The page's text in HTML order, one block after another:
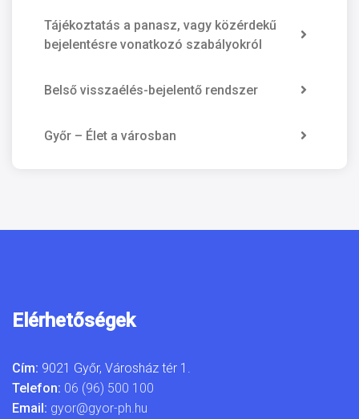
Tájékoztatás a panasz, vagy közérdekű
bejelentésre vonatkozó szabályokról
Belső visszaélés-bejelentő rendszer
Győr – Élet a városban
Elérhetőségek
Cím: 9021 Győr, Városház tér 1.
Telefon: 06 (96) 500 100
Email: gyor@gyor-ph.hu